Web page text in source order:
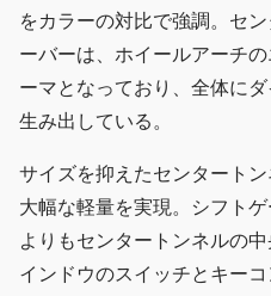
をカラーの対比で強調。セ
ーバーは、ホイールアーチ
ーマとなっており、全体に
生み出している。
サイズを抑えたセンタート
大幅な軽量を実現。シフト
よりもセンタートンネルの
インドウのスイッチとキー